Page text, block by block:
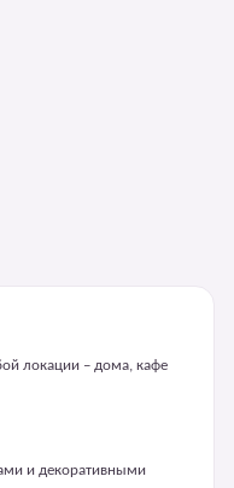
локации – дома, кафе
и декоративными